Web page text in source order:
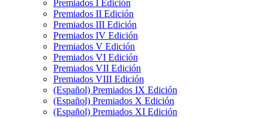
Premiados I Edición
Premiados II Edición
Premiados III Edición
Premiados IV Edición
Premiados V Edición
Premiados VI Edición
Premiados VII Edición
Premiados VIII Edición
(Español) Premiados IX Edición
(Español) Premiados X Edición
(Español) Premiados XI Edición